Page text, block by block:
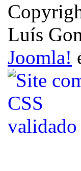
Luís
Joomla!